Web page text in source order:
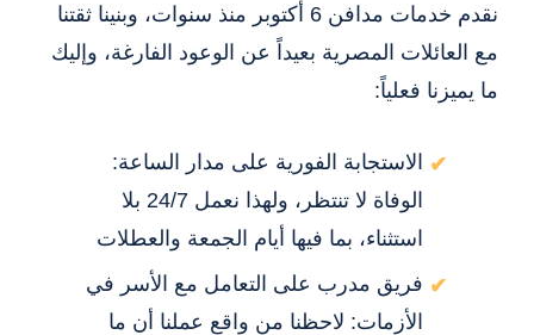
نقدم خدمات مدافن 6 أكتوبر منذ سنوات، وبنينا ثقتنا
مع العائلات المصرية بعيداً عن الوعود الفارغة، وإليك
ما يميزنا فعلياً:
الاستجابة الفورية على مدار الساعة:
الوفاة لا تنتظر، ولهذا نعمل 24/7 بلا
استثناء، بما فيها أيام الجمعة والعطلات
فريق مدرب على التعامل مع الأسر في
الأزمات: لاحظنا من واقع عملنا أن ما